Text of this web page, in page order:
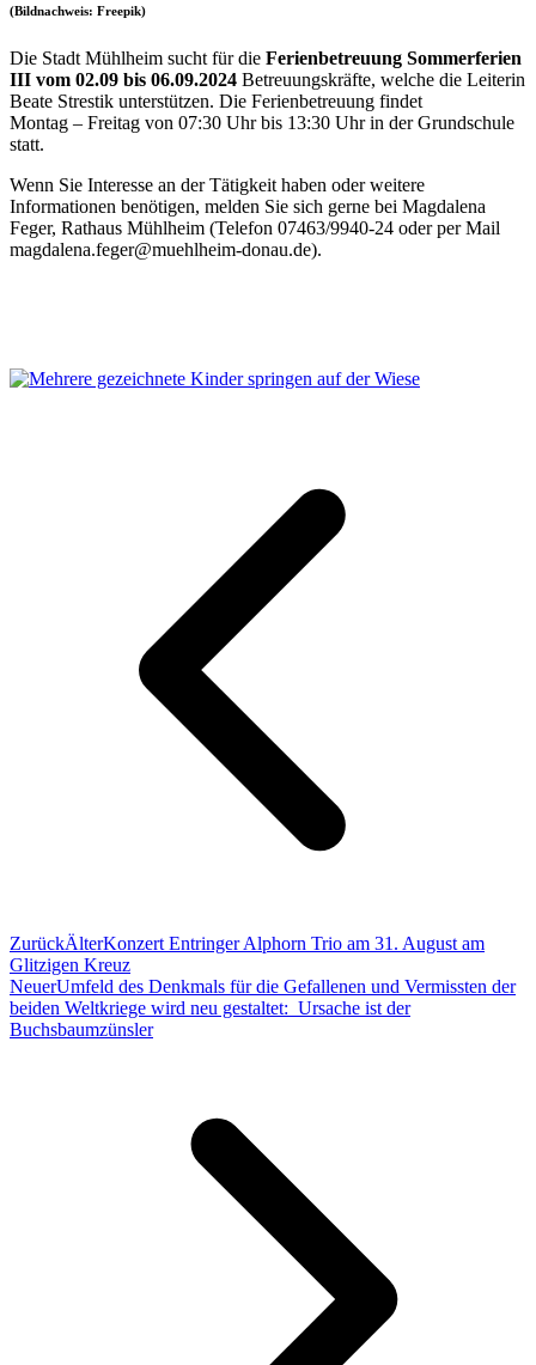
(Bildnachweis: Freepik)
Die Stadt Mühlheim sucht für die Ferienbetreuung Sommerferien
III vom 02.09 bis 06.09.2024 Betreuungskräfte, welche die Leiterin
Beate Strestik unterstützen. Die Ferienbetreuung findet
Montag – Freitag von 07:30 Uhr bis 13:30 Uhr in der Grundschule
statt.
Wenn Sie Interesse an der Tätigkeit haben oder weitere
Informationen benötigen, melden Sie sich gerne bei Magdalena
Feger, Rathaus Mühlheim (Telefon 07463/9940-24 oder per Mail
magdalena.feger@muehlheim-donau.de).
ZurückÄlterKonzert Entringer Alphorn Trio am 31. August am
Glitzigen Kreuz
NeuerUmfeld des Denkmals für die Gefallenen und Vermissten der
beiden Weltkriege wird neu gestaltet: Ursache ist der
Buchsbaumzünsler